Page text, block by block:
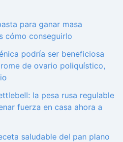
para ganar masa
cómo conseguirlo
podría ser beneficiosa
de ovario poliquístico,
la pesa rusa regulable
fuerza en casa ahora a
saludable del pan plano